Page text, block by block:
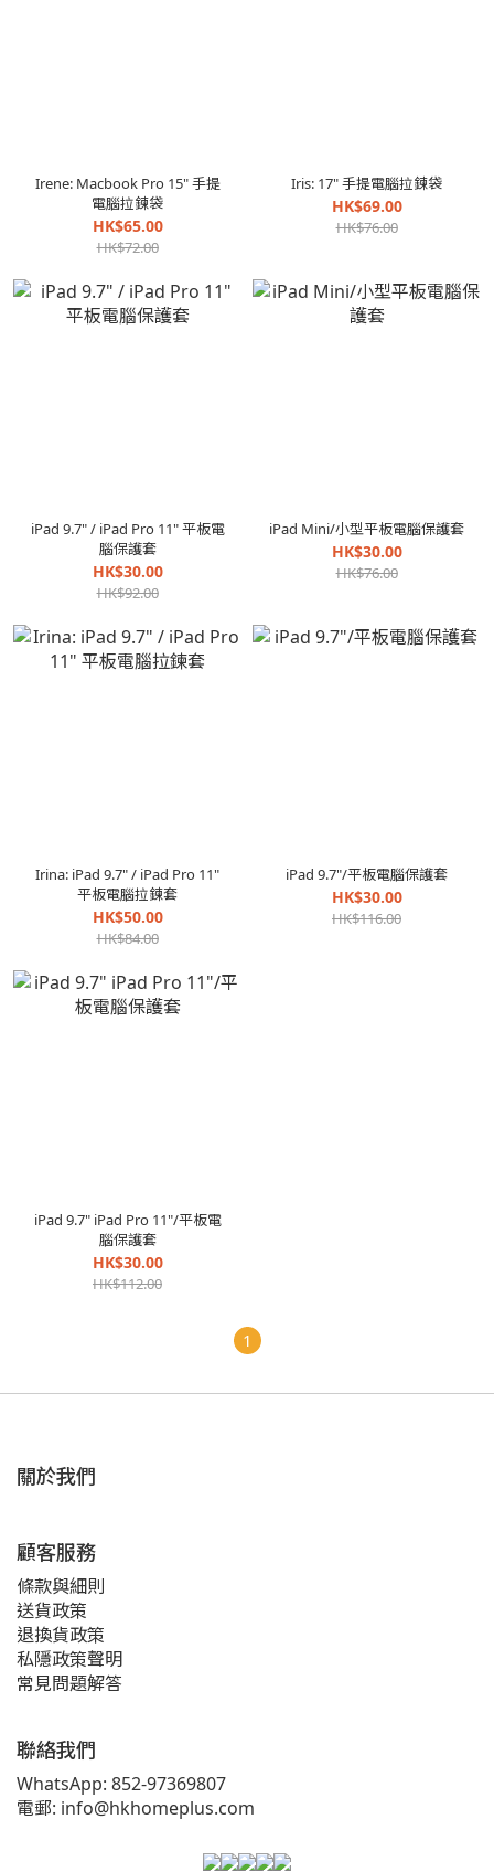
Irene: Macbook Pro 15" 手提
電腦拉鍊袋
HK$65.00
HK$72.00
Iris: 17" 手提電腦拉鍊袋
HK$69.00
HK$76.00
iPad 9.7" / iPad Pro 11" 平板電
腦保護套
HK$30.00
HK$92.00
iPad Mini/小型平板電腦保護套
HK$30.00
HK$76.00
Irina: iPad 9.7" / iPad Pro 11"
平板電腦拉鍊套
HK$50.00
HK$84.00
iPad 9.7"/平板電腦保護套
HK$30.00
HK$116.00
iPad 9.7" iPad Pro 11"/平板電
腦保護套
HK$30.00
HK$112.00
1
關於我們
顧客服務
條款與細則
送貨政策
退換貨政策
私隱政策聲明
常見問題解答
聯絡我們
WhatsApp: 852-97369807
電郵: info@hkhomeplus.com